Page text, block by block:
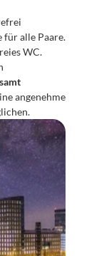
für alle Paare.
WC.
angenehme